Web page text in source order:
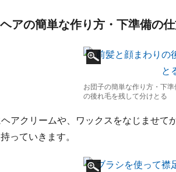
アの簡単な作り方・下準備の
お団子の簡単な作り方・下
の後れ毛を残して分けとる
アクリームや、ワックスをなじませて
っていきます。